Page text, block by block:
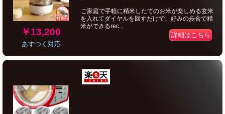
￥13,200
あすつく対応
ご家庭で手軽に精米したてのお米が楽しめる玄米
を入れてダイヤルを回すだけで、好みの歩合で精
米ができるrec...
詳細はこちら